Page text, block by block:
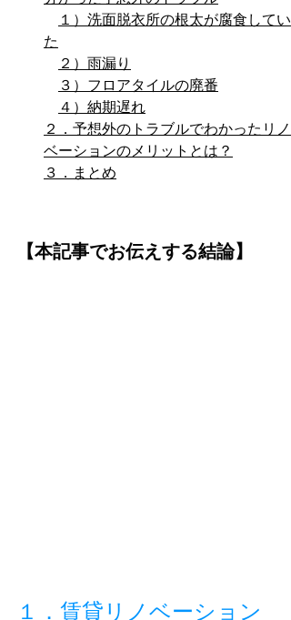
１）洗面脱衣所の根太が腐食してい
た
２）雨漏り
３）フロアタイルの廃番
４）納期遅れ
２．予想外のトラブルでわかったリノ
ベーションのメリットとは？
３．まとめ
【本記事でお伝えする結論】
１．賃貸リノベーション